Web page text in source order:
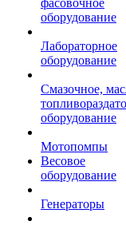
фасовочное
оборудование
Лабораторное
оборудование
Смазочное,
оборудование
Мотопомпы
Весовое
оборудование
Генераторы